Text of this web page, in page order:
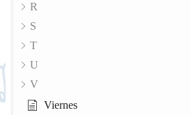
R
S
T
U
V
Viernes